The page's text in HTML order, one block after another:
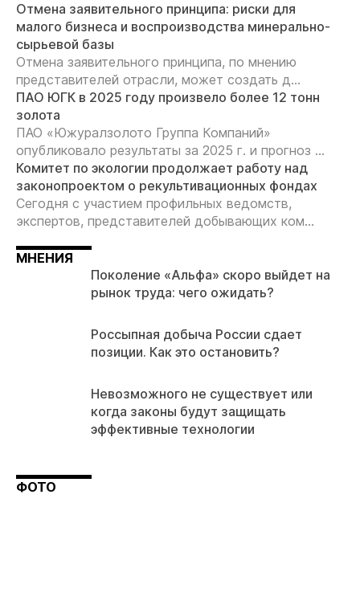
Отмена заявительного принципа: риски для
малого бизнеса и воспроизводства минерально-
сырьевой базы
Отмена заявительного принципа, по мнению
представителей отрасли, может создать д...
ПАО ЮГК в 2025 году произвело более 12 тонн
золота
ПАО «Южуралзолото Группа Компаний»
опубликовало результаты за 2025 г. и прогноз ...
Комитет по экологии продолжает работу над
законопроектом о рекультивационных фондах
Сегодня с участием профильных ведомств,
экспертов, представителей добывающих ком...
МНЕНИЯ
Поколение «Альфа» скоро выйдет на
рынок труда: чего ожидать?
Россыпная добыча России сдает
позиции. Как это остановить?
Невозможного не существует или
когда законы будут защищать
эффективные технологии
ФОТО